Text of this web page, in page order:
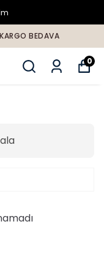
BEDAVA
0